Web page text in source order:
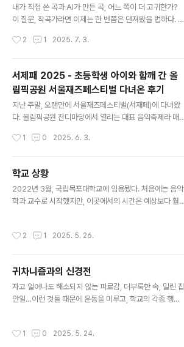
술을 한다? 이건 마치, “네가 인간의 깊은 감정을 알아?”하
고 인간이 기계를 폄훼하는 동시에, “아직도 인간만의 경이
것과 같은 느낌이다.AI 효과: 결승점은 자꾸 뒤로AI가 점
내가 직접 쓴 곡과 AI가 만든 곡, 어느 쪽이 더 고귀한가?
이 질문, 작곡가라면 이제는 한 번쯤은 던져봤을 법하다. 특
는 시대라면 더더욱 그렇다.결과물만 본다면, 차이가 있을
으로 착각한 사례처럼, 결과물만 놓고 본다면 구별이 어려
울 때도 많다. 청중 입장에서는 그 곡이 감동을 주고, 새로
움을 느끼게 해준다면, 작곡가가 인간이든 AI든 상관없을
지도 모른다.하지만, ‘고귀함’의 기준은 무엇인가?여기서
중요한 건 ‘고귀함’이라는 말의 기준이다. - 만약 예술의 가
움, 가치가 있다면 둘 다 고귀할 수 있다.- 반대로, 예술의 ..
2 1 2025. 7. 3.
서제패 2025 - 초등학생 아이와 함깨 간 올
림픽공원 서울재즈페스티벌 다녀온 후기
지난 주말, 오랜만에 서울재즈페스티벌(서재페)에 다녀왔
다. 올림픽공원 잔디마당에서 열리는 대표 음악축제라 매
셋이서 가족 관람을 해봤다. 입장료가 정말 쉽지 않은 가격
놀라운건 이 많은 사람들이 다 그 돈을 내고 들어가려고 술
서 있었다는것입장부터 자리 잡기까지나름 일찍 간다고 생
각했는데 11시즘 도착해서 보니 입장 줄만 어마어마하게
길었다. 12시가 넘어서야 표를 팔찌로 바꾸고, 바로 88잔
햇볕 걱정 없이 하루를 보낼 수 있었다. 전광판의 일부만 보
1 0 2025. 6. 3.
학교 상황
2022년 3월, 국립목포대학교에 임용됐다. 처음에는 음악
학과 교수로 시작했지만, 이곳에서의 시간은 예상보다 훨
연기획과'를 신설했다. 우여곡절 끝에 만든 새로운 학과의
기에 놓였다.이때 학생회, 그리고 여러 학과 교수님들이 힘
을 모아줬다. 덕분에 음악공연기획과는 정원을 줄인 형태
로 가까스로 살아남을 수 있었다. 25학번 신입생 모집은
나지 않았다. 전남도립대와의 ..
2 1 2025. 5. 26.
귀차니즘과의 신경전
자고 일어나도 해소되지 않는 피로감, 더부룩한 속, 밀린 집
안일…이런 것들 때문에 운동을 미루고, 학교의 각종 행정
지…잠을 푹 못 잤으면 더 자야 할 것만 같은 기분으로 운동
1 0 2025. 5. 24.